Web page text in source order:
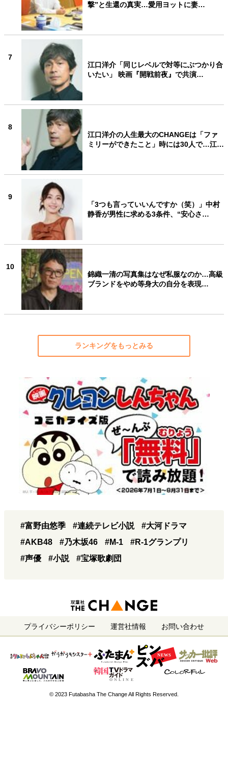
撃”と生還の真実…愛用ヨットに妻…
7
江口洋介「同じレベルで対等にぶつかり合
いたい」 映画『開戦前夜』で共演…
8
江口洋介の人生最大のCHANGEは「ファ
ミリーができたこと」時には30人で…江…
9
「3つも言っていいんですか（笑）」中村
静香が男性に求める3条件、“安心さ…
10
錦織一清の写真集はなぜ私服なのか…高級
ブランドをやめ等身大の自分を表現…
ランキングをもっとみる
#富野由悠季 #連続テレビ小説
#大河ドラマ
#AKB48
#乃木坂46 #M-1
#R-1グランプリ
#声優
#小説 #宝塚歌劇団
プライバシーポリシー 運営社情報 お問い合わせ
© 2023 Futabasha The Change All Rights Reserved.